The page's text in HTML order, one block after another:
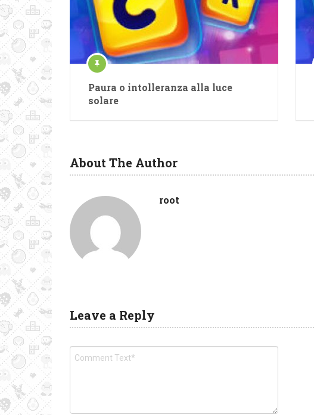
Paura o intolleranza alla luce
solare
About The Author
root
Leave a Reply